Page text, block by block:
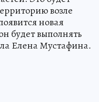
возле
новая
будет выполнять
Елена Мустафина.